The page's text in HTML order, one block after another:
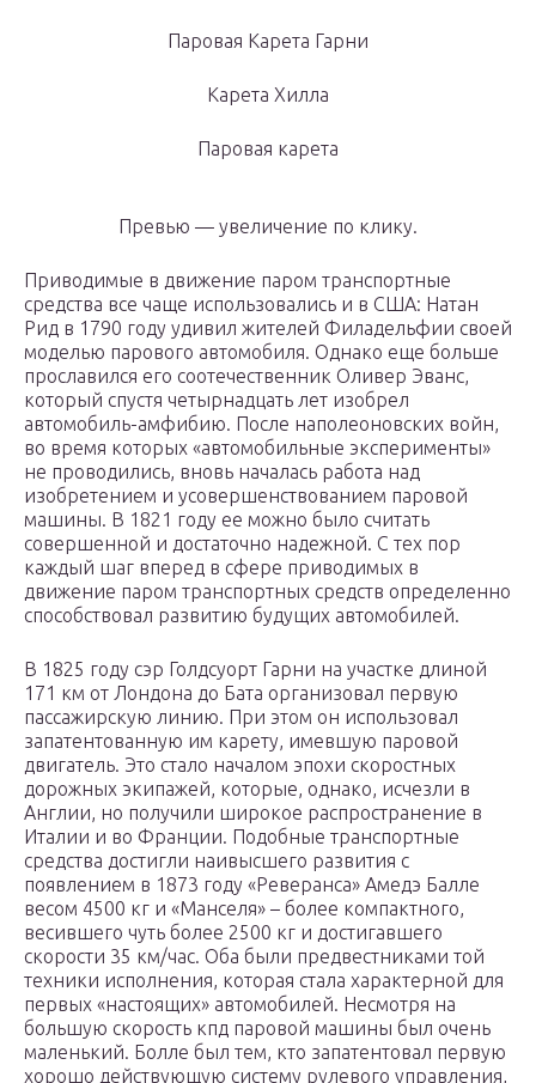
Паровая Карета Гарни
Карета Хилла
Паровая карета
Превью — увеличение по клику.
Приводимые в движение паром транспортные
средства все чаще использовались и в США: Натан
Рид в 1790 году удивил жителей Филадельфии своей
моделью парового автомобиля. Однако еще больше
прославился его соотечественник Оливер Эванс,
который спустя четырнадцать лет изобрел
автомобиль-амфибию. После наполеоновских войн,
во время которых «автомобильные эксперименты»
не проводились, вновь началась работа над
изобретением и усовершенствованием паровой
машины. В 1821 году ее можно было считать
совершенной и достаточно надежной. С тех пор
каждый шаг вперед в сфере приводимых в
движение паром транспортных средств определенно
способствовал развитию будущих автомобилей.
В 1825 году сэр Голдсуорт Гарни на участке длиной
171 км от Лондона до Бата организовал первую
пассажирскую линию. При этом он использовал
запатентованную им карету, имевшую паровой
двигатель. Это стало началом эпохи скоростных
дорожных экипажей, которые, однако, исчезли в
Англии, но получили широкое распространение в
Италии и во Франции. Подобные транспортные
средства достигли наивысшего развития с
появлением в 1873 году «Реверанса» Амедэ Балле
весом 4500 кг и «Манселя» – более компактного,
весившего чуть более 2500 кг и достигавшего
скорости 35 км/час. Оба были предвестниками той
техники исполнения, которая стала характерной для
первых «настоящих» автомобилей. Несмотря на
большую скорость кпд паровой машины был очень
маленький. Болле был тем, кто запатентовал первую
хорошо действующую систему рулевого управления,